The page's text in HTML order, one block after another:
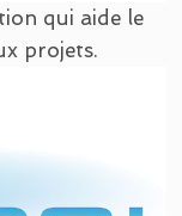
qui aide le
projets.